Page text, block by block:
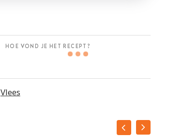
HOE VOND JE HET RECEPT?
Vlees